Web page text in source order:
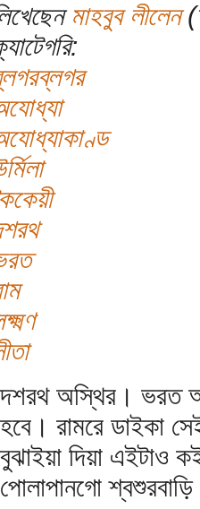
মাহবুব লীলেন
দশরথ অস্থির। ভরত
হবে। রামরে ডাইকা
বুঝাইয়া দিয়া এইটাও
পোলাপানগো